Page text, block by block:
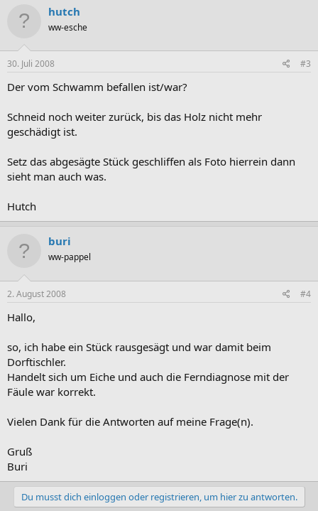
hutch
ww-esche
30. Juli 2008 #3
Der vom Schwamm befallen ist/war?
Schneid noch weiter zurück, bis das Holz nicht mehr
geschädigt ist.
Setz das abgesägte Stück geschliffen als Foto hierrein dann
sieht man auch was.
Hutch
buri
ww-pappel
2. August 2008 #4
Hallo,
so, ich habe ein Stück rausgesägt und war damit beim
Dorftischler.
Handelt sich um Eiche und auch die Ferndiagnose mit der
Fäule war korrekt.
Vielen Dank für die Antworten auf meine Frage(n).
Gruß
Buri
Du musst dich einloggen oder registrieren, um hier zu antworten.